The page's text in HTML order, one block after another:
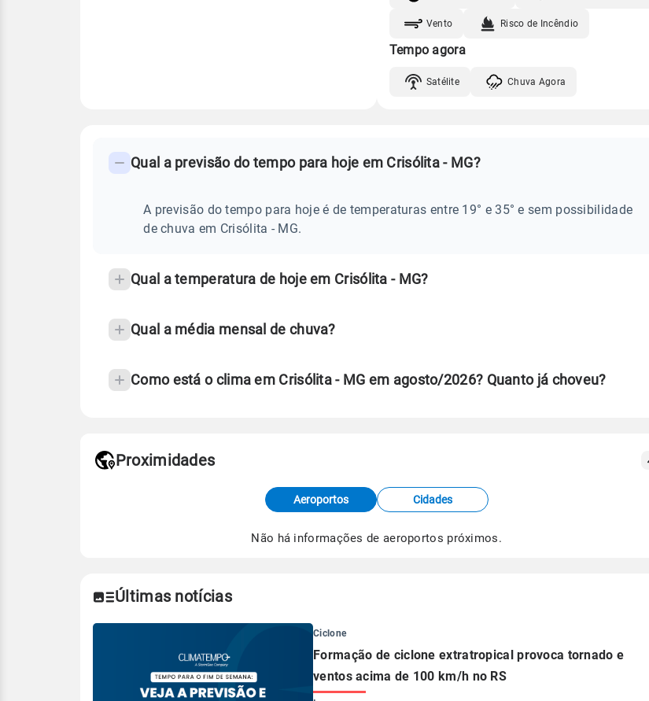
Vento Risco de Incêndio
Tempo agora
Satélite Chuva Agora
PREVISÃO
frequentes
temperatura
Qual a previsão do tempo para hoje em Crisólita - MG?
A previsão do tempo para hoje é de temperaturas entre 19° e 35° e sem possibilidade
de chuva em Crisólita - MG.
Qual a temperatura de hoje em Crisólita - MG?
Qual a média mensal de chuva?
Como está o clima em Crisólita - MG em agosto/2026? Quanto já choveu?
de Tempo e Estudos Climáticos (CPTEC).
Proximidades
Aeroportos Cidades
Não há informações de aeroportos próximos.
Últimas notícias
Ciclone
Formação de ciclone extratropical provoca tornado e
ventos acima de 100 km/h no RS